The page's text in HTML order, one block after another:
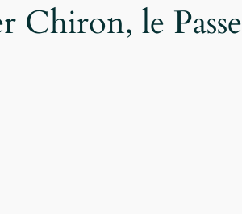
Chiron, le